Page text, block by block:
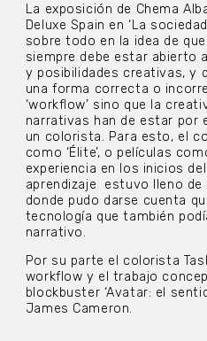
La exposición de Chema
Deluxe Spain en ‘La
sobre todo en la idea de
siempre debe estar abierto
y posibilidades creativas, y
una forma correcta o
‘workflow’ sino que la
narrativas han de estar por
un colorista. Para esto, el
como ‘Élite’, o películas
experiencia en los inicios del
aprendizaje estuvo lleno de
donde pudo darse cuenta
tecnología que también
narrativo.
Por su parte el colorista
workflow y el trabajo
blockbuster ‘Avatar: el
James Cameron.